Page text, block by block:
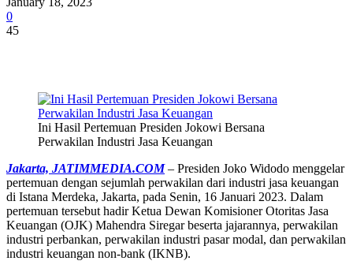
0
45
Ini Hasil Pertemuan Presiden Jokowi Bersana
Perwakilan Industri Jasa Keuangan
Jakarta, JATIMMEDIA.COM– Presiden Joko Widodo menggelar
pertemuan dengan sejumlah perwakilan dari industri jasa keuangan
di Istana Merdeka, Jakarta, pada Senin, 16 Januari 2023. Dalam
pertemuan tersebut hadir Ketua Dewan Komisioner Otoritas Jasa
Keuangan (OJK) Mahendra Siregar beserta jajarannya, perwakilan
industri perbankan, perwakilan industri pasar modal, dan perwakilan
industri keuangan non-bank (IKNB).